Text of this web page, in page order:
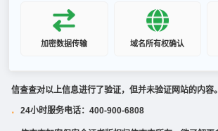
加密数据传输 域名所有权确认
信查查对以上信息进行了验证，但并未验证网站的内容。
· 24小时服务电话：400-900-6808